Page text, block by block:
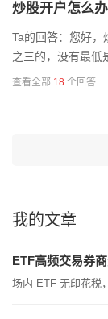
炒股开户怎么
Ta的回答：您好，
之三的，没有最低
金量大小来跟客户
查看全部 18 个回答
我的文章
ETF高频交易券